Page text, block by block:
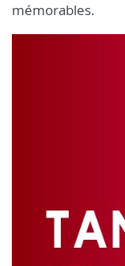
mémorables.